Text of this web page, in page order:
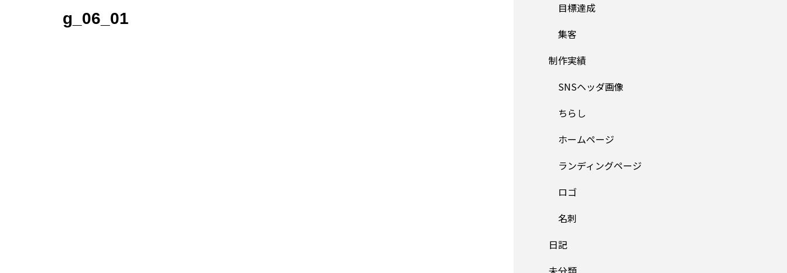
g_06_01
目標達成
集客
制作実績
SNSヘッダ画像
ちらし
ホームページ
ランディングページ
ロゴ
名刺
日記